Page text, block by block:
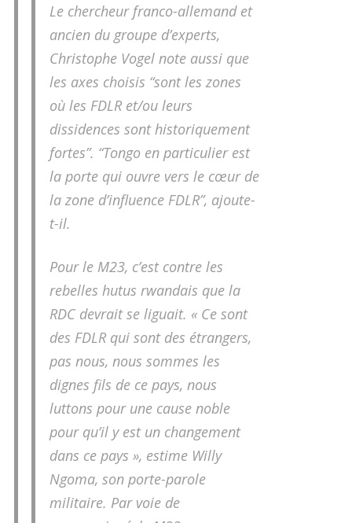
Le chercheur franco-allemand et
ancien du groupe d’experts,
Christophe Vogel note aussi que
les axes choisis “sont les zones
où les FDLR et/ou leurs
dissidences sont historiquement
fortes”. “Tongo en particulier est
la porte qui ouvre vers le cœur de
la zone d’influence FDLR”, ajoute-
t-il.
Pour le M23, c’est contre les
rebelles hutus rwandais que la
RDC devrait se liguait. « Ce sont
des FDLR qui sont des étrangers,
pas nous, nous sommes les
dignes fils de ce pays, nous
luttons pour une cause noble
pour qu’il y est un changement
dans ce pays », estime Willy
Ngoma, son porte-parole
militaire. Par voie de